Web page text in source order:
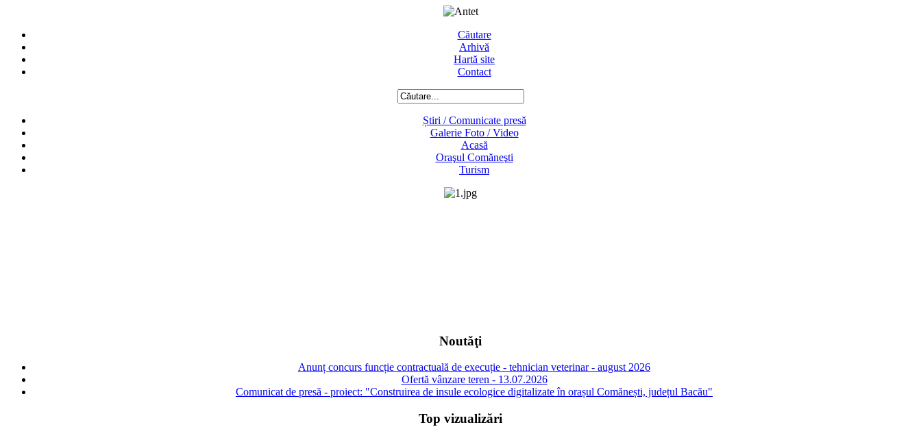
Căutare
Arhivă
Hartă site
Contact
Știri / Comunicate presă
Galerie Foto / Video
Acasă
Oraşul Comăneşti
Turism
Noutăţi
Anunț concurs funcție contractuală de execuție - tehnician veterinar - august 2026
Ofertă vânzare teren - 13.07.2026
Comunicat de presă - proiect: "Construirea de insule ecologice digitalizate în orașul Comănești, județul Bacău"
Top vizualizări